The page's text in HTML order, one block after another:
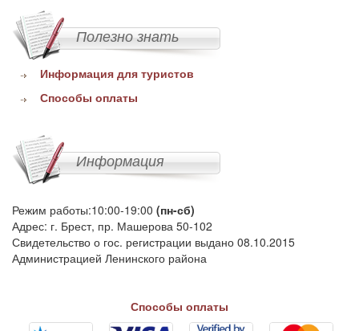
Полезно знать
Информация для туристов
Способы оплаты
Информация
Режим работы:10:00-19:00 (пн-сб)
Адрес: г. Брест, пр. Машерова 50-102
Свидетельство о гос. регистрации выдано 08.10.2015
Администрацией Ленинского района
Способы оплаты